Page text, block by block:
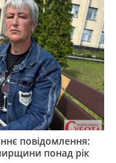
повідомлення:
понад рік